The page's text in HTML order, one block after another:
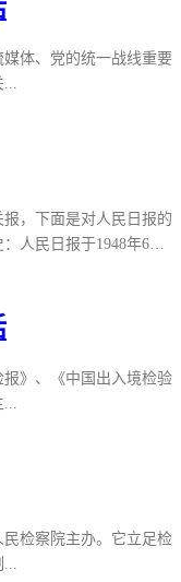
媒体、党的统一战线重要
，下面是对人民日报的
人民日报于1948年6月
冀日报》和晋冀鲁豫
题写报名。1949年3月
北平）。1949年8月1
，并沿用1948年6月15
报》、《中国出入境检验
...
民检察院主办。它立足检
...